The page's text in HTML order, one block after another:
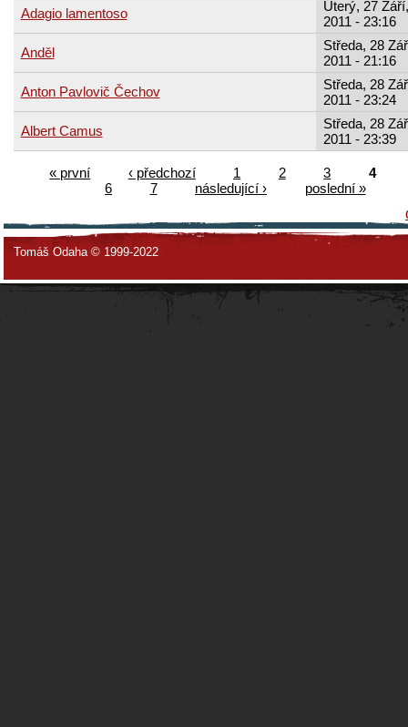
Adagio lamentoso
Úterý, 27 Září,
2011 - 23:16
Anděl
Středa, 28
2011 - 21:16
Anton Pavlovič Čechov
Středa, 28
2011 - 23:24
Albert Camus
Středa, 28
2011 - 23:39
« první ‹ předchozí 1 2 3
4
6
7 následující ›
poslední »
Tomáš Odaha © 1999-2022